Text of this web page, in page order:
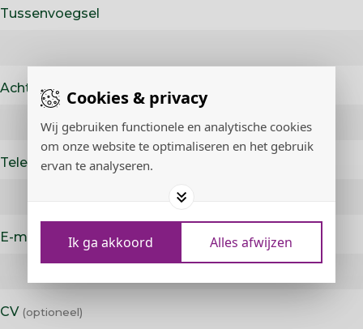
Cookies & privacy
Wij gebruiken functionele en analytische cookies
om onze website te optimaliseren en het gebruik
ervan te analyseren.
Ik ga akkoord Alles afwijzen
Tussenvoegsel
Achternaam
Telefoonnummer
E-mailadres
CV